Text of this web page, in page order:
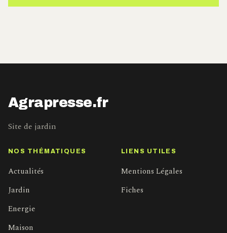
Agrapresse.fr
Site de jardin
NOS THÉMATIQUES
Actualités
Jardin
Energie
Maison
LIENS UTILES
Mentions Légales
Fiches